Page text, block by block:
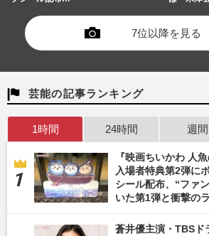
7位以降を見る
芸能の記事ランキング
1時間 24時間 週間
『映画ちいかわ 人
入場者特典第2弾に
シール配布、“ファ
いた第1弾と衝撃の
蒼井優主演・TBSド